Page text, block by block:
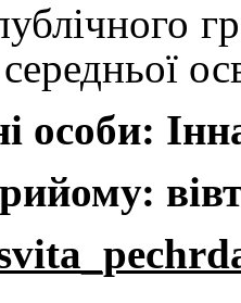
середньої
особи: